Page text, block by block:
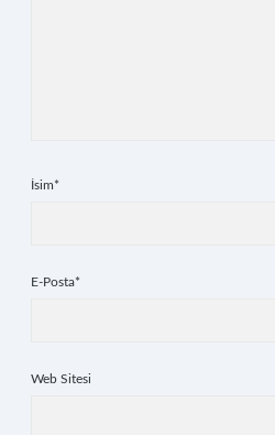
İsim*
E-Posta*
Web Sitesi